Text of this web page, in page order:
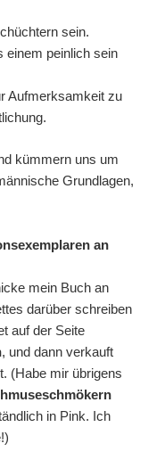
sein.
einem peinlich sein
Aufmerksamkeit zu
kümmern uns um
Grundlagen,
an
mein Buch an
darüber schreiben
auf der Seite
, und dann verkauft
(Habe mir übrigens
in Pink. Ich